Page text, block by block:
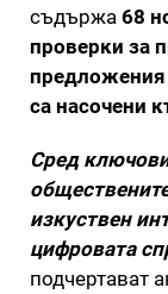
съдържа 68
проверки за
предложения
са насочени
Сред
изкуствен
цифровата
подчертават